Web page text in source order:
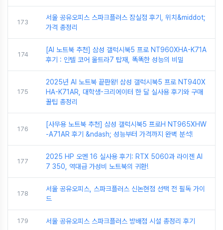
173
서울 공유오피스 스파크플러스 잠실점 후기, 위치&middot;
가격 총정리
174
[AI 노트북 추천] 삼성 갤럭시북5 프로 NT960XHA-K71A
후기 : 인텔 코어 울트라7 탑재, 똑똑한 성능의 비밀
175
2025년 AI 노트북 끝판왕! 삼성 갤럭시북5 프로 NT940X
HA-K71AR, 대학생-크리에이터 한 달 실사용 후기와 구매
꿀팁 총정리
176
[사무용 노트북 추천] 삼성 갤럭시북5 프로H NT965XHW
-A71AR 후기 &ndash; 성능부터 가격까지 완벽 분석!
177
2025 HP 오멘 16 실사용 후기: RTX 5060과 라이젠 AI
7 350, 역대급 가성비 노트북의 귀환!
178
서울 공유오피스, 스파크플러스 신논현점 선택 전 필독 가이
드
179 서울 공유오피스 스파크플러스 방배점 시설 총정리 후기